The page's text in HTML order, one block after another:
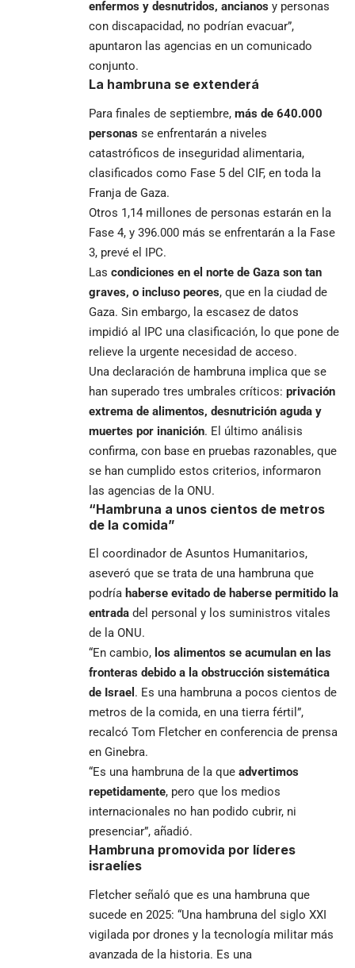
enfermos y desnutridos, ancianos y personas
con discapacidad, no podrían evacuar”,
apuntaron las agencias en un comunicado
conjunto.
La hambruna se extenderá
Para finales de septiembre, más de 640.000
personas se enfrentarán a niveles
catastróficos de inseguridad alimentaria,
clasificados como Fase 5 del CIF, en toda la
Franja de Gaza.
Otros 1,14 millones de personas estarán en la
Fase 4, y 396.000 más se enfrentarán a la Fase
3, prevé el IPC.
Las condiciones en el norte de Gaza son tan
graves, o incluso peores, que en la ciudad de
Gaza. Sin embargo, la escasez de datos
impidió al IPC una clasificación, lo que pone de
relieve la urgente necesidad de acceso.
Una declaración de hambruna implica que se
han superado tres umbrales críticos: privación
extrema de alimentos, desnutrición aguda y
muertes por inanición. El último análisis
confirma, con base en pruebas razonables, que
se han cumplido estos criterios, informaron
las agencias de la ONU.
“Hambruna a unos cientos de metros
de la comida”
El coordinador de Asuntos Humanitarios,
aseveró que se trata de una hambruna que
podría haberse evitado de haberse permitido la
entrada del personal y los suministros vitales
de la ONU.
“En cambio, los alimentos se acumulan en las
fronteras debido a la obstrucción sistemática
de Israel . Es una hambruna a pocos cientos de
metros de la comida, en una tierra fértil”,
recalcó Tom Fletcher en conferencia de prensa
en Ginebra.
“Es una hambruna de la que advertimos
repetidamente, pero que los medios
internacionales no han podido cubrir, ni
presenciar”, añadió.
Hambruna promovida por líderes
israelíes
Fletcher señaló que es una hambruna que
sucede en 2025: “Una hambruna del siglo XXI
vigilada por drones y la tecnología militar más
avanzada de la historia. Es una